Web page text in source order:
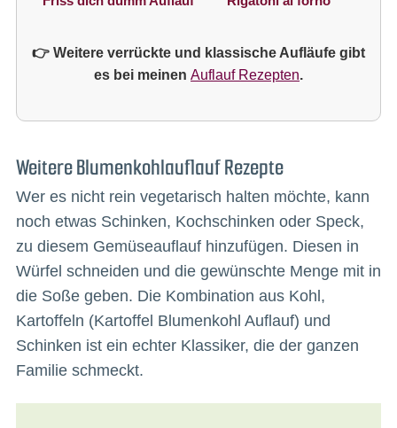
👉 Weitere verrückte und klassische Aufläufe gibt
es bei meinen Auflauf Rezepten.
Weitere Blumenkohlauflauf Rezepte
Wer es nicht rein vegetarisch halten möchte, kann
noch etwas Schinken, Kochschinken oder Speck,
zu diesem Gemüseauflauf hinzufügen. Diesen in
Würfel schneiden und die gewünschte Menge mit in
die Soße geben. Die Kombination aus Kohl,
Kartoffeln (Kartoffel Blumenkohl Auflauf) und
Schinken ist ein echter Klassiker, die der ganzen
Familie schmeckt.